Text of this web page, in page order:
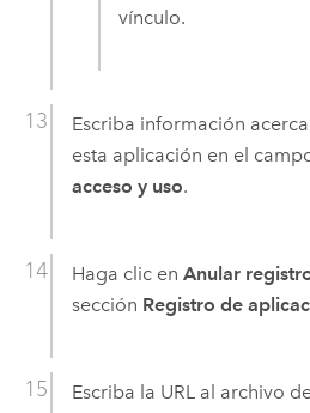
vínculo.
Escriba información
esta aplicación en el
acceso y uso.
Haga clic en Anular
sección Registro de
Escriba la URL al archivo